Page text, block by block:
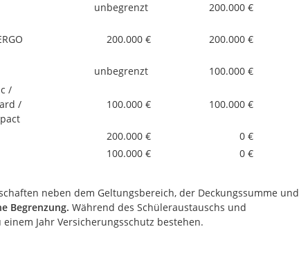
unbegrenzt 200.000 €
200.000 € 200.000 €
unbegrenzt
100.000 €
/
/
100.000 € 100.000 €
200.000 €
0 €
100.000 € 0 €
neben dem Geltungsbereich, der Deckungssumme und
Begrenzung. Während des Schüleraustauschs und
Jahr Versicherungsschutz bestehen.